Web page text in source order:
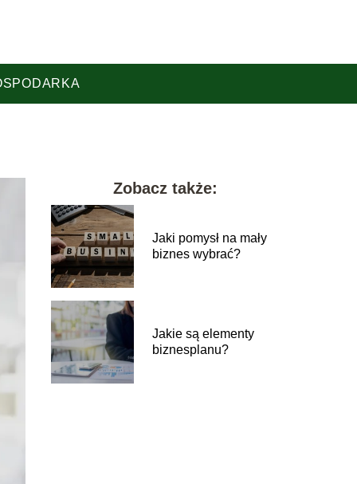
Zobacz także:
Jaki pomysł na mały
biznes wybrać?
Jakie są elementy
biznesplanu?